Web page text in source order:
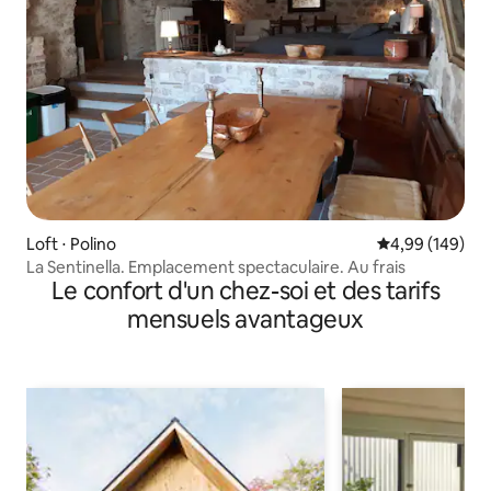
Loft ⋅ Polino Évaluation
4,99 (149)
La Sentinella. Emplacement spectaculaire. Au frais
Le confort d'un chez-soi et des tarifs
mensuels avantageux